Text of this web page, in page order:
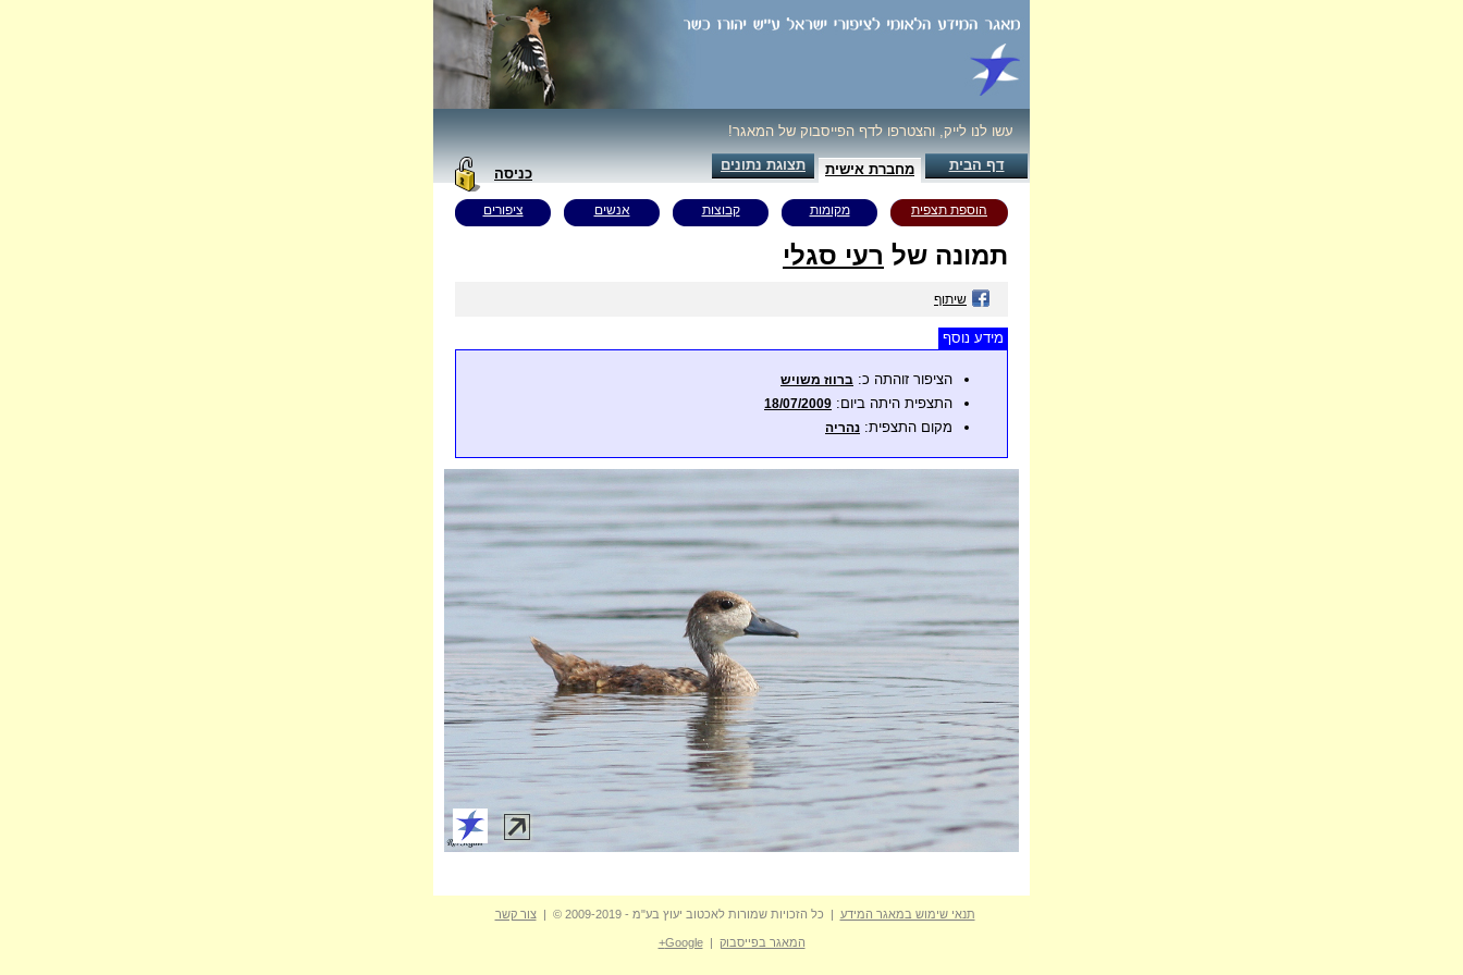
עשו לנו לייק, והצטרפו לדף הפייסבוק של המאגר!
דף הבית מחברת אישית תצוגת נתונים
כניסה
הוספת תצפית מקומות קבוצות אנשים ציפורים
תמונה של רעי סגלי
שיתוף
מידע נוסף
הציפור זוהתה כ: ברווז משויש
התצפית היתה ביום: 18/07/2009
מקום התצפית: נהריה
תנאי שימוש במאגר המידע | כל הזכויות שמורות לאכטוב יעוץ בע"מ - 2009-2019 © | צור קשר
המאגר בפייסבוק |
Google+